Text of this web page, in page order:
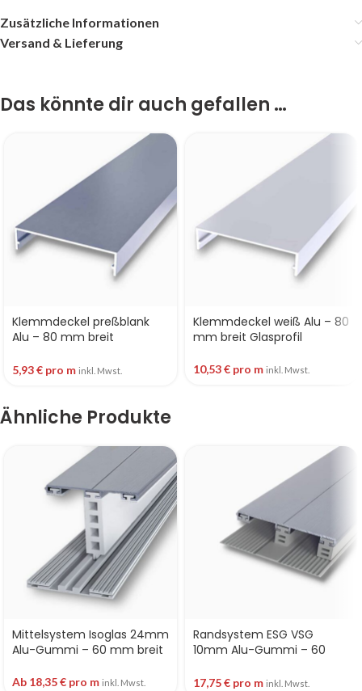
Zusätzliche Informationen
Versand & Lieferung
Das könnte dir auch gefallen …
Klemmdeckel preßblank
Alu – 80 mm breit
5,93€ pro m inkl. Mwst.
Klemmdeckel weiß Alu – 80
mm breit Glasprofil
10,53€ pro m inkl. Mwst.
Ähnliche Produkte
Mittelsystem Isoglas 24mm
Alu-Gummi – 60 mm breit
Ab 18,35€ pro m inkl. Mwst.
Randsystem ESG VSG
10mm Alu-Gummi – 60
17,75€ pro m inkl. Mwst.